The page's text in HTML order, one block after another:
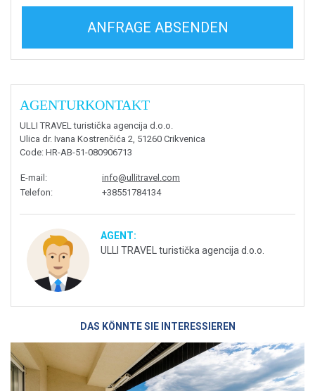
ANFRAGE ABSENDEN
AGENTURKONTAKT
ULLI TRAVEL turistička agencija d.o.o.
Ulica dr. Ivana Kostrenčića 2, 51260 Crikvenica
Code: HR-AB-51-080906713
E-mail :
info@ullitravel.com
Telefon: +38551784134
AGENT:
ULLI TRAVEL turistička agencija d.o.o.
DAS KÖNNTE SIE INTERESSIEREN